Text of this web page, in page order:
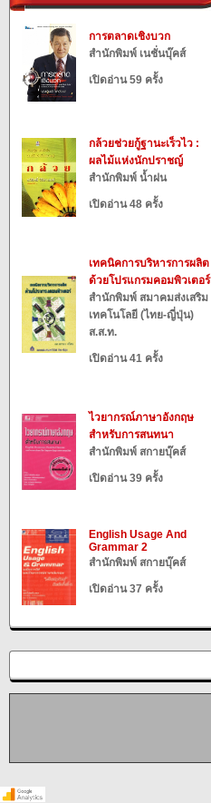
การตลาดเชิงบวก
สำนักพิมพ์ เนชั่นบุ๊คส์
เปิดอ่าน 59 ครั้ง
กล้วยช่วยกู้ฐานะเร็วไว :
ผลไม้แห่งนักปราชญ์
สำนักพิมพ์ น้ำฝน
เปิดอ่าน 48 ครั้ง
เทคนิคการบริหารการผลิต
ด้วยโปรแกรมคอมพิวเตอร์
สำนักพิมพ์ สมาคมส่งเสริม
เทคโนโลยี (ไทย-ญี่ปุ่น)
ส.ส.ท.
เปิดอ่าน 41 ครั้ง
ไวยากรณ์ภาษาอังกฤษ
สำหรับการสนทนา
สำนักพิมพ์ สกายบุ๊คส์
เปิดอ่าน 39 ครั้ง
English Usage And
Grammar 2
สำนักพิมพ์ สกายบุ๊คส์
เปิดอ่าน 37 ครั้ง